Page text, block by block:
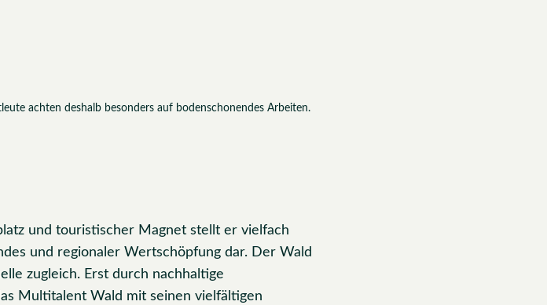
achten deshalb besonders auf bodenschonendes Arbeiten.
und touristischer Magnet stellt er vielfach
und regionaler Wertschöpfung dar. Der Wald
zugleich. Erst durch nachhaltige
Multitalent Wald mit seinen vielfältigen